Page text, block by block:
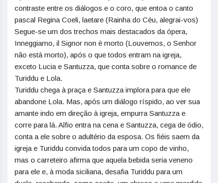
contraste entre os diálogos e o coro, que entoa o canto
pascal Regina Coeli, laetare (Rainha do Céu, alegrai-vos)
Segue-se um dos trechos mais destacados da ópera,
Inneggiamo, il Signor non è morto (Louvemos, o Senhor
não está morto), após o que todos entram na igreja,
exceto Lucia e Santuzza, que conta sobre o romance de
Turiddu e Lola.
Turiddu chega à praça e Santuzza implora para que ele
abandone Lola. Mas, após um diálogo ríspido, ao ver sua
amante indo em direção à igreja, empurra Santuzza e
corre para lá. Alfio entra na cena e Santuzza, cega de ódio,
conta a ele sobre o adultério da esposa. Os fiéis saem da
igreja e Turiddu convida todos para um copo de vinho,
mas o carreteiro afirma que aquela bebida seria veneno
para ele e, à moda siciliana, desafia Turiddu para um